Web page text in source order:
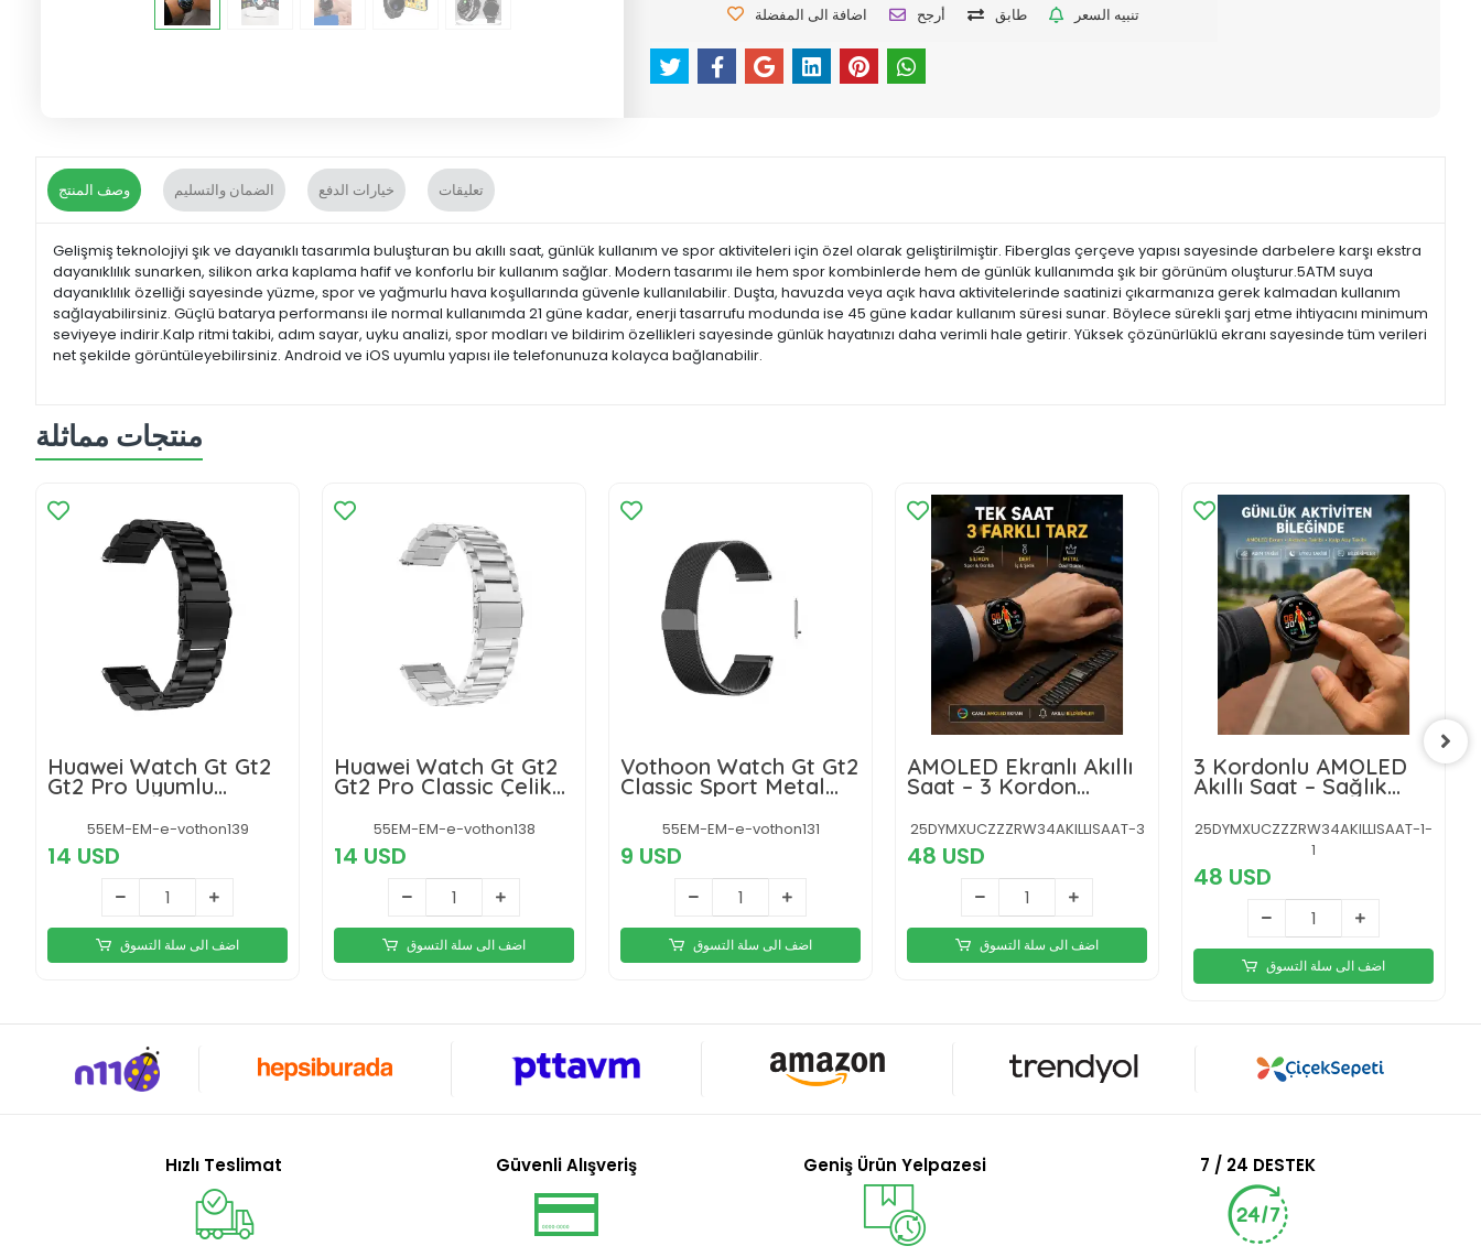
اضافة الى المفضلة أرجح طابق تنبيه السعر
وصف المنتج الضمان والتسليم خيارات الدفع تعليقات
Gelişmiş teknolojiyi şık ve dayanıklı tasarımla buluşturan bu akıllı saat, günlük kullanım ve spor aktiviteleri için özel olarak geliştirilmiştir. Fiberglas çerçeve yapısı sayesinde darbelere karşı ekstra
dayanıklılık sunarken, silikon arka kaplama hafif ve konforlu bir kullanım sağlar. Modern tasarımı ile hem spor kombinlerde hem de günlük kullanımda şık bir görünüm oluşturur.5ATM suya
dayanıklılık özelliği sayesinde yüzme, spor ve yağmurlu hava koşullarında güvenle kullanılabilir. Duşta, havuzda veya açık hava aktivitelerinde saatinizi çıkarmanıza gerek kalmadan kullanım
sağlayabilirsiniz. Güçlü batarya performansı ile normal kullanımda 21 güne kadar, enerji tasarrufu modunda ise 45 güne kadar kullanım süresi sunar. Böylece sürekli şarj etme ihtiyacını minimum
seviyeye indirir.Kalp ritmi takibi, adım sayar, uyku analizi, spor modları ve bildirim özellikleri sayesinde günlük hayatınızı daha verimli hale getirir. Yüksek çözünürlüklü ekranı sayesinde tüm verileri
net şekilde görüntüleyebilirsiniz. Android ve iOS uyumlu yapısı ile telefonunuza kolayca bağlanabilir.
منتجات مماثلة
Huawei Watch Gt Gt2
Gt2 Pro Uyumlu
Classic Çelik Metal
Kordon 46mm
55EM-EM-e-vothon139
14 USD
اضف الى سلة التسوق
Huawei Watch Gt Gt2
Gt2 Pro Classic Çelik
Metal Kordon 46 Mm
55EM-EM-e-vothon138
14 USD
اضف الى سلة التسوق
Vothoon Watch Gt Gt2
Classic Sport Metal
Kordon 46 Mm Siyah
Gt2 Siyah
55EM-EM-e-vothon131
9 USD
اضف الى سلة التسوق
AMOLED Ekranlı Akıllı
Saat – 3 Kordon
Dayanıklı, Kalp Atış ve
Uyku Takip Özellikli
25DYMXUCZZZRW34AKILLISAAT-3
48 USD
اضف الى سلة التسوق
3 Kordonlu AMOLED
Akıllı Saat – Sağlık
25DYMXUCZZZRW34AKILLISAAT-1-
1
48 USD
اضف الى سلة التسوق
Hızlı Teslimat Güvenli Alışveriş Geniş Ürün Yelpazesi 7 / 24 DESTEK